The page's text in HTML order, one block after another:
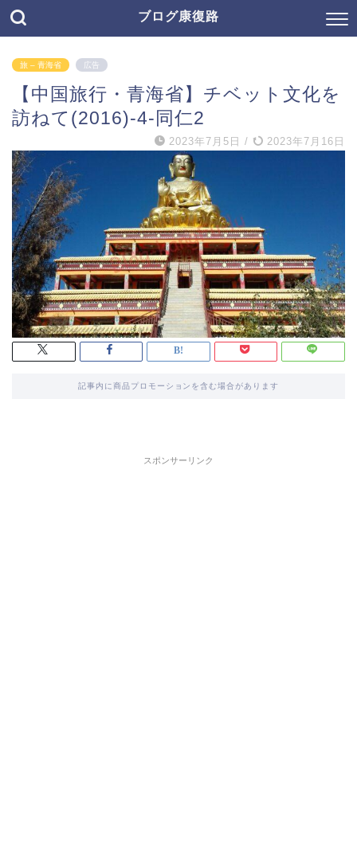
ブログ康復路
旅 – 青海省 広告
【中国旅行・青海省】チベット文化を
訪ねて(2016)-4-同仁2
2023年7月5日 / 2023年7月16日
記事内に商品プロモーションを含む場合があります
スポンサーリンク